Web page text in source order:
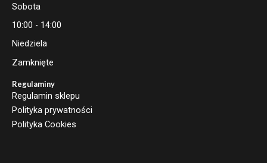
Sobota
10:00 - 14:00
Niedziela
Zamknięte
Regulaminy
Regulamin sklepu
Polityka prywatności
Polityka Cookies